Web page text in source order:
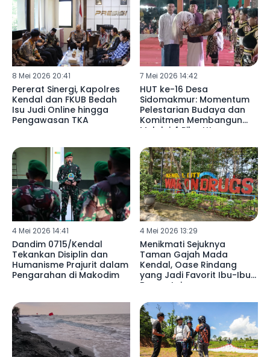
8 Mei 2026 20:41
Pererat Sinergi, Kapolres
Kendal dan FKUB Bedah
Isu Judi Online hingga
Pengawasan TKA
7 Mei 2026 14:42
HUT ke-16 Desa
Sidomakmur: Momentum
Pelestarian Budaya dan
Komitmen Membangun
Melalui 4 Pilar Utama
4 Mei 2026 14:41
Dandim 0715/Kendal
Tekankan Disiplin dan
Humanisme Prajurit dalam
Pengarahan di Makodim
4 Mei 2026 13:29
Menikmati Sejuknya
Taman Gajah Mada
Kendal, Oase Rindang
yang Jadi Favorit Ibu-Ibu
Bersantai